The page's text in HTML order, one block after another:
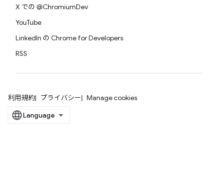
X での @ChromiumDev
YouTube
LinkedIn の Chrome for Developers
RSS
利用規約 プライバシー Manage cookies